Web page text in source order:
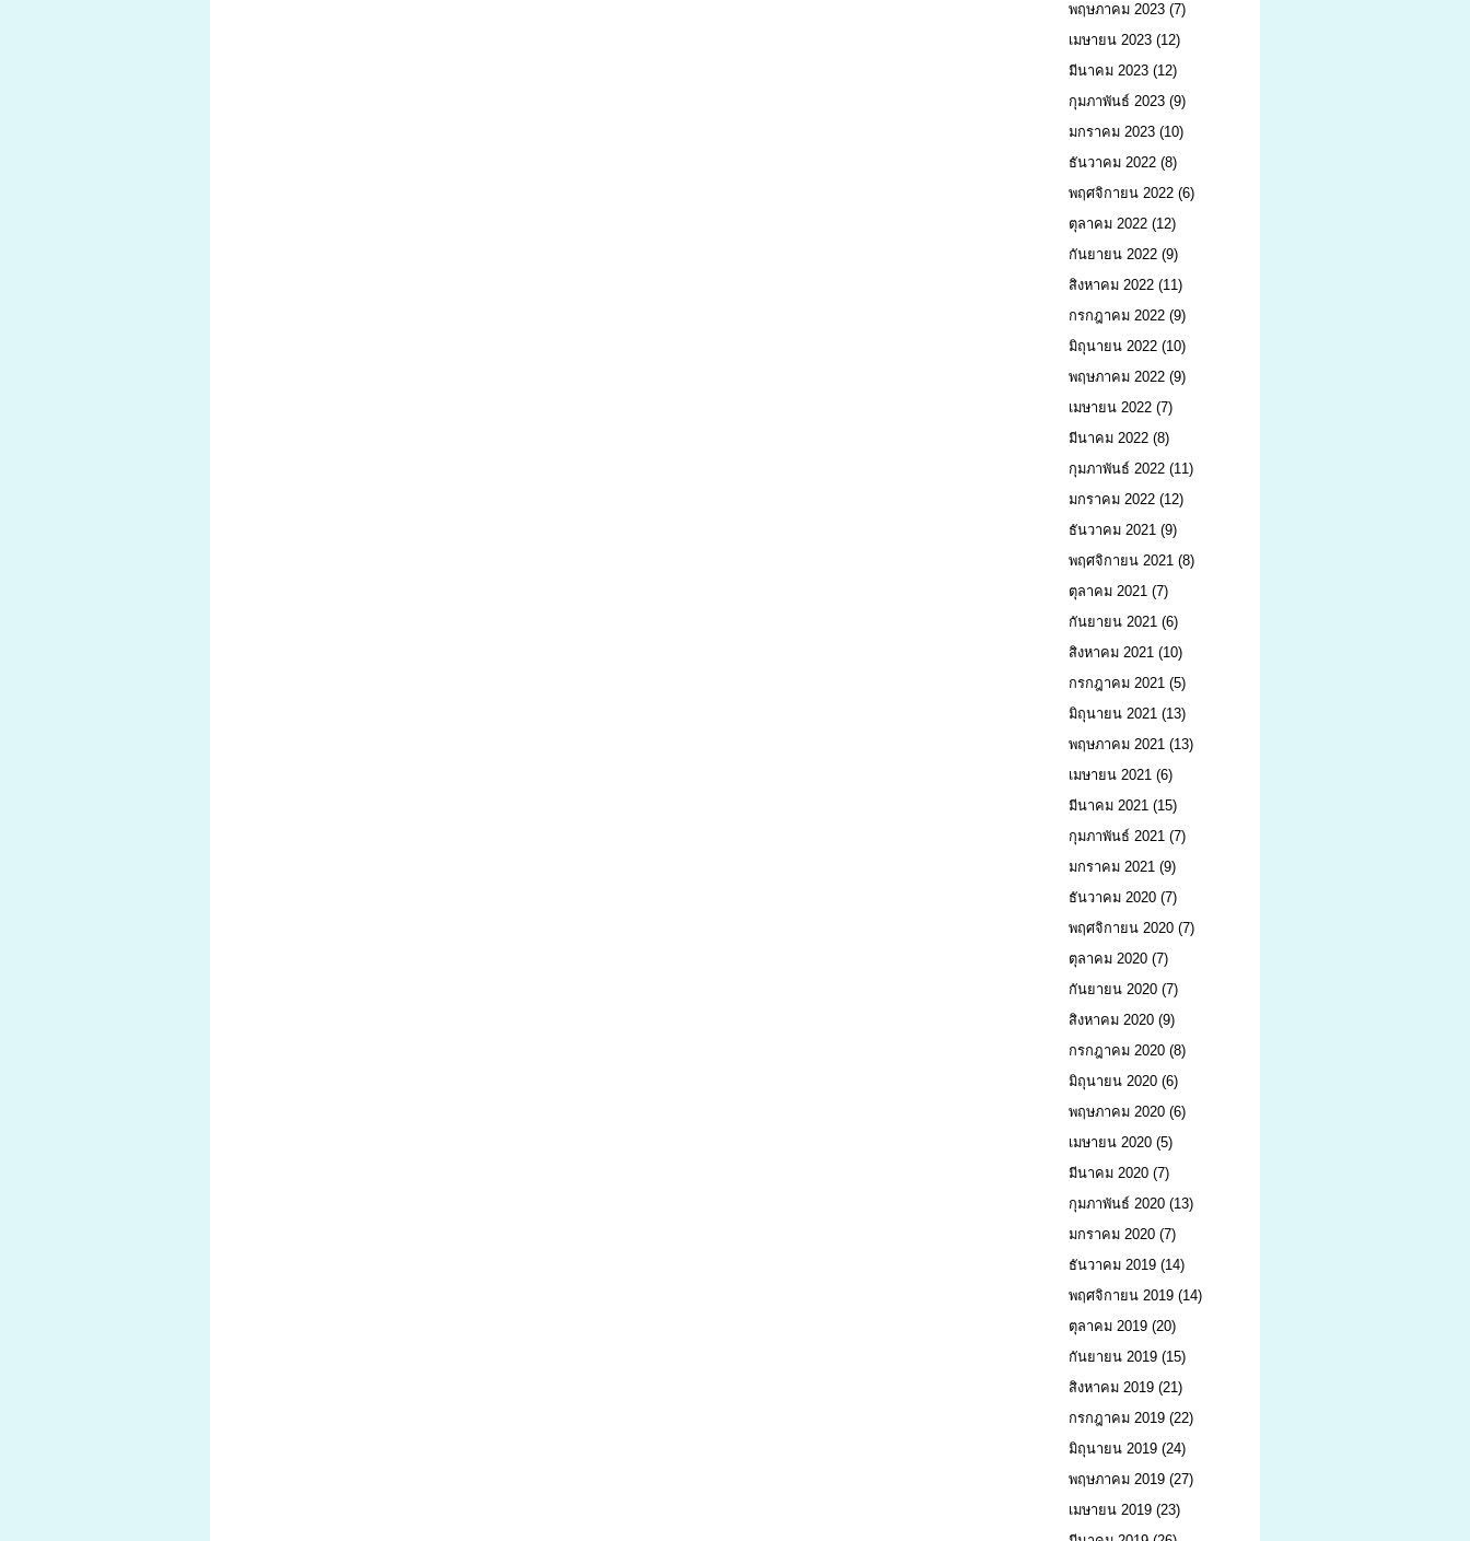
พฤษภาคม 2023 (7)
เมษายน 2023 (12)
มีนาคม 2023 (12)
กุมภาพันธ์ 2023 (9)
มกราคม 2023 (10)
ธันวาคม 2022 (8)
พฤศจิกายน 2022 (6)
ตุลาคม 2022 (12)
กันยายน 2022 (9)
สิงหาคม 2022 (11)
กรกฎาคม 2022 (9)
มิถุนายน 2022 (10)
พฤษภาคม 2022 (9)
เมษายน 2022 (7)
มีนาคม 2022 (8)
กุมภาพันธ์ 2022 (11)
มกราคม 2022 (12)
ธันวาคม 2021 (9)
พฤศจิกายน 2021 (8)
ตุลาคม 2021 (7)
กันยายน 2021 (6)
สิงหาคม 2021 (10)
กรกฎาคม 2021 (5)
มิถุนายน 2021 (13)
พฤษภาคม 2021 (13)
เมษายน 2021 (6)
มีนาคม 2021 (15)
กุมภาพันธ์ 2021 (7)
มกราคม 2021 (9)
ธันวาคม 2020 (7)
พฤศจิกายน 2020 (7)
ตุลาคม 2020 (7)
กันยายน 2020 (7)
สิงหาคม 2020 (9)
กรกฎาคม 2020 (8)
มิถุนายน 2020 (6)
พฤษภาคม 2020 (6)
เมษายน 2020 (5)
มีนาคม 2020 (7)
กุมภาพันธ์ 2020 (13)
มกราคม 2020 (7)
ธันวาคม 2019 (14)
พฤศจิกายน 2019 (14)
ตุลาคม 2019 (20)
กันยายน 2019 (15)
สิงหาคม 2019 (21)
กรกฎาคม 2019 (22)
มิถุนายน 2019 (24)
พฤษภาคม 2019 (27)
เมษายน 2019 (23)